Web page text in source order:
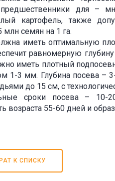
для –
картофель, также
млн семян на 1 га.
иметь оптимальную
равномерную
иметь плотный
1-3 мм. Глубина посева –
до 15 см, с
сроки посева – 10-
возраста 55-60 дней и
К СПИСКУ